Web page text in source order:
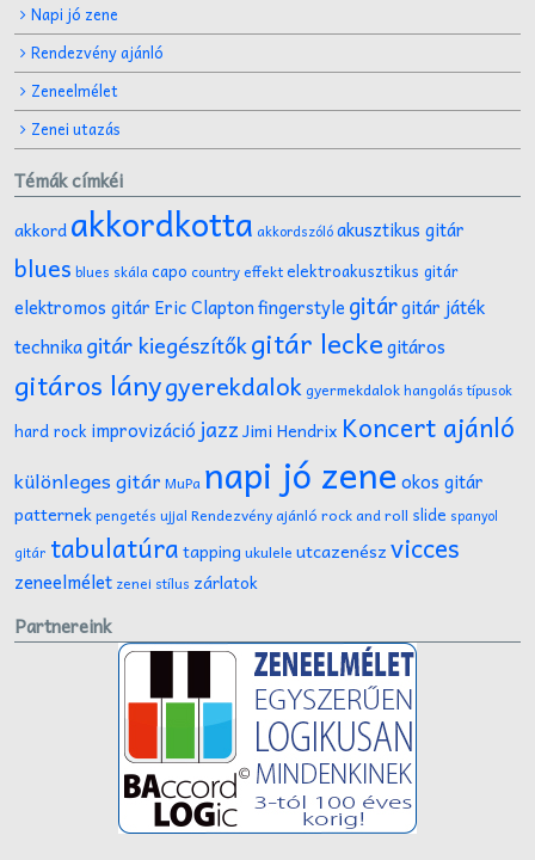
Napi jó zene
Rendezvény ajánló
Zeneelmélet
Zenei utazás
Témák címkéi
akkordakkordkotta akkordszólóakusztikus gitár
blues blues skálacapo country effektelektroakusztikus gitár
elektromos gitár Eric Claptonfingerstyle gitárgitár játék
technikagitár kiegészítőkgitár leckegitáros
gitáros lánygyerekdalokgyermekdalokhangolás típusok
hard rock improvizáció jazzJimi Hendrix Koncert ajánló
különleges gitár MuPa napi jó zene okos gitár
patternekpengetés ujjal Rendezvény ajánló rock and roll slide spanyol
gitár tabulatúratapping ukulele utcazenészvicces
zeneelmélet zenei stílus zárlatok
Partnereink